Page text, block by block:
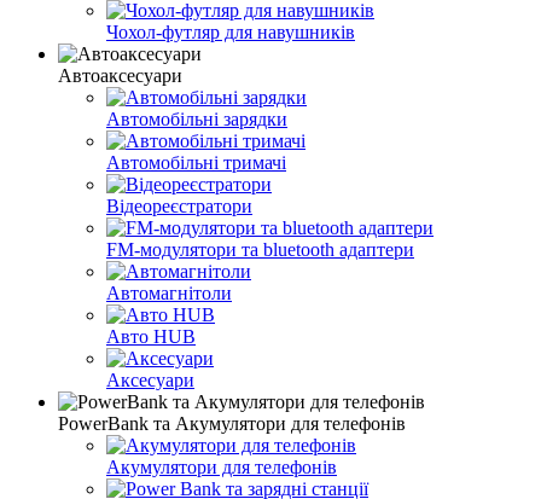
Чохол-футляр для навушників
Автоаксесуари
Автомобільні зарядки
Автомобільні тримачі
Відеореєстратори
FM-модулятори та bluetooth адаптери
Автомагнітоли
Авто HUB
Аксесуари
PowerBank та Акумулятори для телефонів
Акумулятори для телефонів